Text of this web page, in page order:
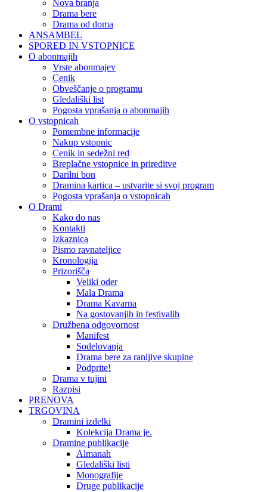
Nova branja
Drama bere
Drama od doma
ANSAMBEL
SPORED IN VSTOPNICE
O abonmajih
Vrste abonmajev
Cenik
Obveščanje o programu
Gledališki list
Pogosta vprašanja o abonmajih
O vstopnicah
Pomembne informacije
Nakup vstopnic
Cenik in sedežni red
Breplačne vstopnice in prireditve
Darilni bon
Dramina kartica – ustvarite si svoj program
Pogosta vprašanja o vstopnicah
O Drami
Kako do nas
Kontakti
Izkaznica
Pismo ravnateljice
Kronologija
Prizorišča
Veliki oder
Mala Drama
Drama Kavarna
Na gostovanjih in festivalih
Družbena odgovornost
Manifest
Sodelovanja
Drama bere za ranljive skupine
Podprite!
Drama v tujini
Razpisi
PRENOVA
TRGOVINA
Dramini izdelki
Kolekcija Drama je.
Dramine publikacije
Almanah
Gledališki listi
Monografije
Druge publikacije